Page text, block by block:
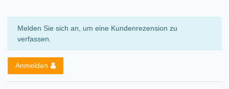
Melden Sie sich an, um eine Kundenrezension zu
verfassen.
Anmelden